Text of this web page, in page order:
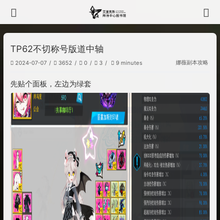
TP62不切称号版道中轴
2024-07-07 3652 0 3 9 minutes 娜薇副本攻略
先贴个面板，左边为绿套